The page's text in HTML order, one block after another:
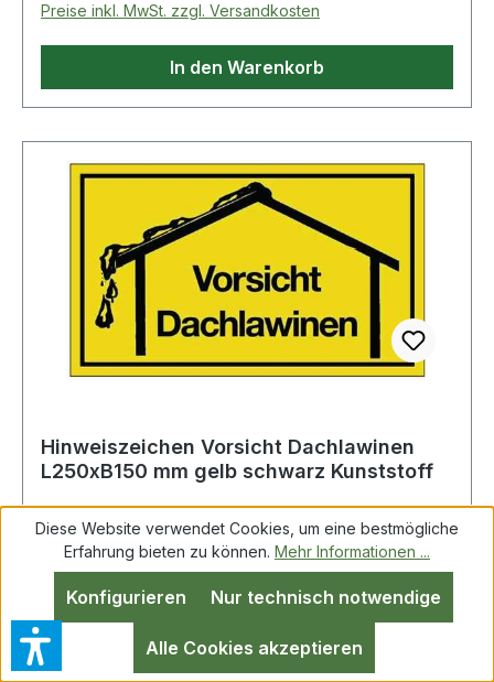
Preise inkl. MwSt. zzgl. Versandkosten
In den Warenkorb
Hinweiszeichen Vorsicht Dachlawinen
L250xB150 mm gelb schwarz Kunststoff
Hinweiszeichen Vorsicht Dachlawinen
L250xB150mm gelb schwarz Ku. Vorsicht
Dachlawinen Weitere technische Eigenschaften: ·
Farbe: gelb · Schriftfarbe: schwarz
Diese Website verwendet Cookies, um eine bestmögliche
Erfahrung bieten zu können. Mehr Informationen ...
Nur technisch notwendige
Konfigurieren
Alle Cookies akzeptieren